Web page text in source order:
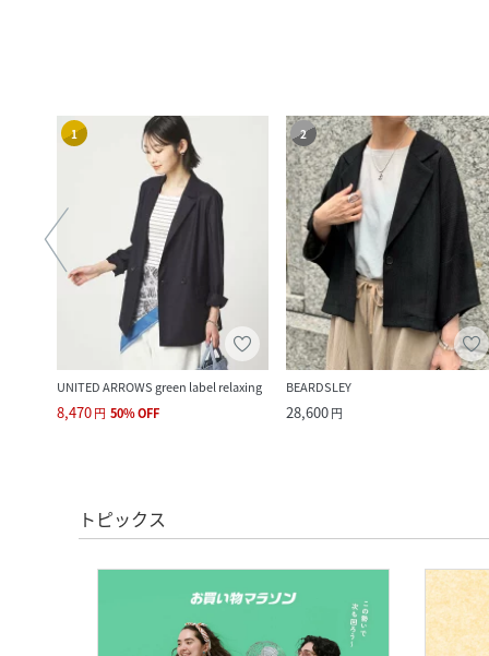
1
UNITED ARROWS green label relaxing
8,470円 50%OFF
2
BEARDSLEY
28,600円
トピックス